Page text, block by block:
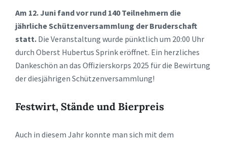
Am 12. Juni fand vor rund 140 Teilnehmern die
jährliche Schützenversammlung der Bruderschaft
statt. Die Veranstaltung wurde pünktlich um 20:00 Uhr
durch Oberst Hubertus Sprink eröffnet. Ein herzliches
Dankeschön an das Offizierskorps 2025 für die Bewirtung
der diesjährigen Schützenversammlung!
Festwirt, Stände und Bierpreis
Auch in diesem Jahr konnte man sich mit dem